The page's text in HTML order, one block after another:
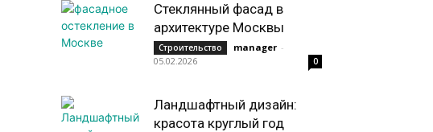
Стеклянный фасад в
архитектуре Москвы
Строительство manager -
05.02.2026
0
Ландшафтный дизайн:
красота круглый год